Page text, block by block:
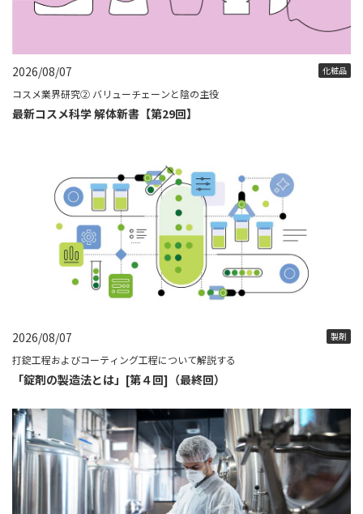
2026/08/07 化粧品
コスメ業界研究② バリューチェーンと陰の主役
最新コスメ科学 解体新書【第29回】
2026/08/07 製剤
打錠工程およびコーティング工程について解説する
「錠剤の製造法とは」[第４回]（最終回）